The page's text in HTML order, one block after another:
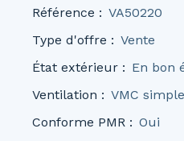
Référence : VA50220
Type d'offre : Vente
État extérieur : En bon
Ventilation : VMC
Conforme PMR : Oui